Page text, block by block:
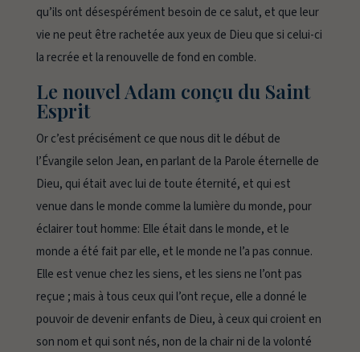
qu’ils ont désespérément besoin de ce salut, et que leur
vie ne peut être rachetée aux yeux de Dieu que si celui-ci
la recrée et la renouvelle de fond en comble.
Le nouvel Adam conçu du Saint
Esprit
Or c’est précisément ce que nous dit le début de
l’Évangile selon Jean, en parlant de la Parole éternelle de
Dieu, qui était avec lui de toute éternité, et qui est
venue dans le monde comme la lumière du monde, pour
éclairer tout homme: Elle était dans le monde, et le
monde a été fait par elle, et le monde ne l’a pas connue.
Elle est venue chez les siens, et les siens ne l’ont pas
reçue ; mais à tous ceux qui l’ont reçue, elle a donné le
pouvoir de devenir enfants de Dieu, à ceux qui croient en
son nom et qui sont nés, non de la chair ni de la volonté